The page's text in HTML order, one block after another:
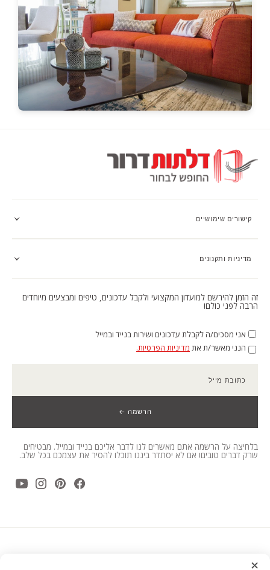
קישורים שימושיים
מדיניות ותקנונים
זה הזמן להירשם למועדון המקצועי ולקבל עדכונים, טיפים ומבצעים מיוחדים
הרבה לפני כולם!
אני מסכים/ה לקבלת עדכונים ושירות בנייד ובמייל
הנני מאשר/ת את מדיניות הפרטיות.
כתובת מייל
הרשמה ←
בלחיצה על הרשמה אתם מאשרים לנו לדבר אליכם בנייד ובמייל. מבטיחים
שרק דברים טובים! אם לא יסתדר ביננו תוכלו להסיר את עצמכם בכל שלב.
✕